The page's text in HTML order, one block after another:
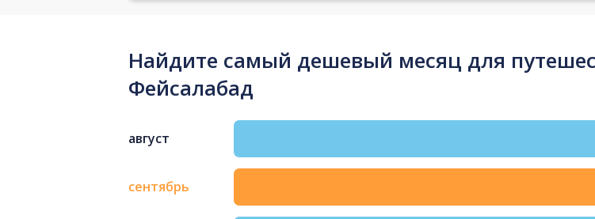
Найдите самый дешевый месяц для
Фейсалабад
август
сентябрь